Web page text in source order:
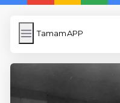
TamamAPP
TamamAPP